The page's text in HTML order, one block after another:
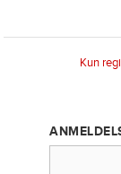
Kun